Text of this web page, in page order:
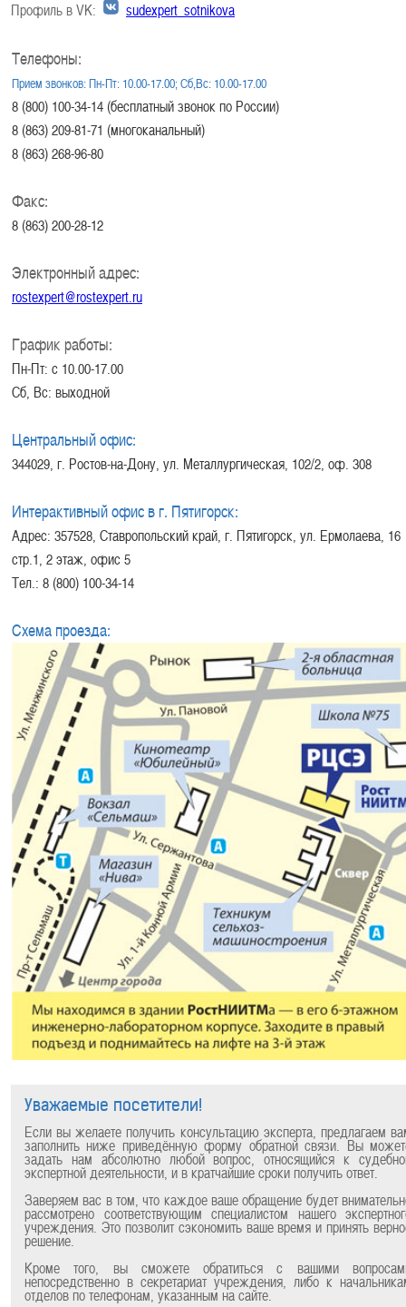
Профиль в VK: sudexpert_sotnikova
Телефоны:
Прием звонков: Пн-Пт: 10.00-17.00; Сб,Вс: 10.00-17.00
8 (800) 100-34-14 (бесплатный звонок по России)
8 (863) 209-81-71 (многоканальный)
8 (863) 268-96-80
Факс:
8 (863) 200-28-12
Электронный адрес:
rostexpert@rostexpert.ru
График работы:
Пн-Пт: с 10.00-17.00
Сб, Вс: выходной
Центральный офис:
344029, г. Ростов-на-Дону, ул. Металлургическая, 102/2, оф. 308
Интерактивный офис в г. Пятигорск:
Адрес: 357528, Ставропольский край, г. Пятигорск, ул. Ермолаева, 16
стр.1, 2 этаж, офис 5
Тел.: 8 (800) 100-34-14
Схема проезда:
Уважаемые посетители!
Если вы желаете получить консультацию эксперта, предлагаем
заполнить ниже приведённую форму обратной связи. Вы
задать нам абсолютно любой вопрос, относящийся к
экспертной деятельности, и в кратчайшие сроки получить ответ.
Заверяем вас в том, что каждое ваше обращение будет
рассмотрено соответствующим специалистом нашего
учреждения. Это позволит сэкономить ваше время и принять
решение.
Кроме того, вы сможете обратиться с вашими
непосредственно в секретариат учреждения, либо к
отделов по телефонам, указанным на сайте.